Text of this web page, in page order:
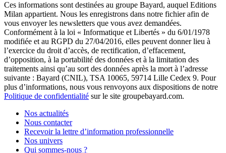
Ces informations sont destinées au groupe Bayard, auquel Editions
Milan appartient. Nous les enregistrons dans notre fichier afin de
vous envoyer les newsletters que vous avez demandées.
Conformément à la loi « Informatique et Libertés » du 6/01/1978
modifiée et au RGPD du 27/04/2016, elles peuvent donner lieu à
l’exercice du droit d’accès, de rectification, d’effacement,
d’opposition, à la portabilité des données et à la limitation des
traitements ainsi qu’au sort des données après la mort à l’adresse
suivante : Bayard (CNIL), TSA 10065, 59714 Lille Cedex 9. Pour
plus d’informations, nous vous renvoyons aux dispositions de notre
Politique de confidentialité sur le site groupebayard.com.
Nos actualités
Nous contacter
Recevoir la lettre d’information professionnelle
Nos univers
Qui sommes-nous ?